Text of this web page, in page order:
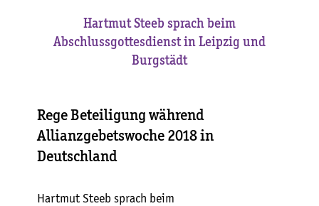
Hartmut Steeb sprach beim
Abschlussgottesdienst in Leipzig und
Burgstädt
Rege Beteiligung während
Allianzgebetswoche 2018 in
Deutschland
Hartmut Steeb sprach beim